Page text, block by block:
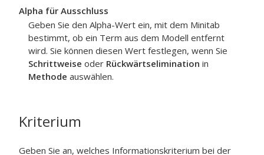
Alpha für Ausschluss
Geben Sie den Alpha-Wert ein, mit dem Minitab
bestimmt, ob ein Term aus dem Modell entfernt
wird. Sie können diesen Wert festlegen, wenn Sie
Schrittweise oder Rückwärtselimination in
Methode auswählen.
Kriterium
Geben Sie an, welches Informationskriterium bei der